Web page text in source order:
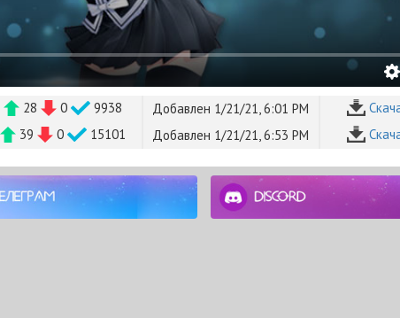
28 0 9938 Добавлен 1/21/21, 6:01 PM
39 0 15101 Добавлен 1/21/21, 6:53 PM